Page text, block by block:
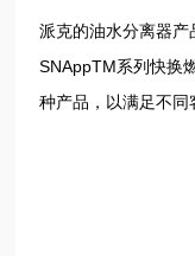
派克的油水分离器产
SNAppTM系列快换
种产品，以满足不同